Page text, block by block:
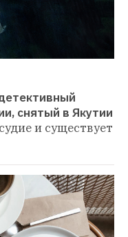
снятый в Якутии
и существует